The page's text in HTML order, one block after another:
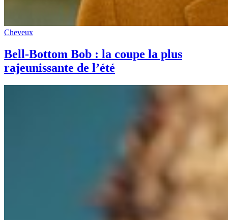
Cheveux
Bell-Bottom Bob : la coupe la plus
rajeunissante de l’été